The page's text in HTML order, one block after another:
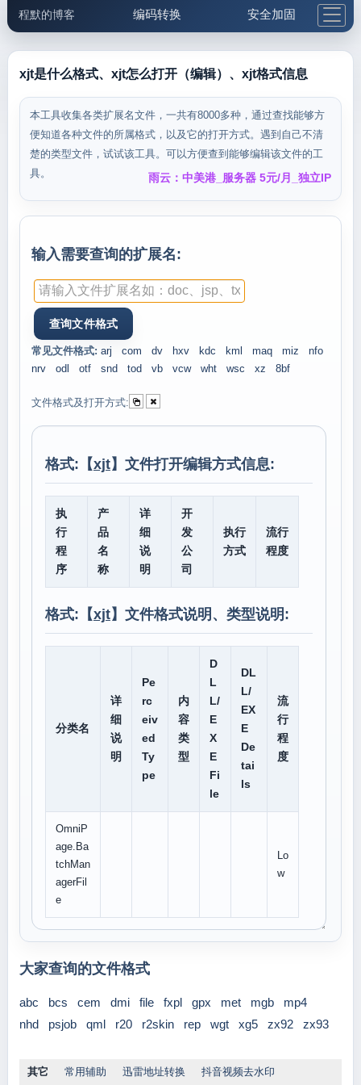
程默的博客 编码转换 安全加固
邮件工具 生活便民 更多工具
5.1支付宝大红包
xjt是什么格式、xjt怎么打开（编辑）、xjt格式信息
本工具收集各类扩展名文件，一共有8000多种，通过查找能够方
便知道各种文件的所属格式，以及它的打开方式。遇到自己不清
楚的类型文件，试试该工具。可以方便查到能够编辑该文件的工
具。
雨云：中美港_服务器 5元/月_独立IP
输入需要查询的扩展名:
常见文件格式: arj com dv hxv kdc kml maq miz
nfo
nrv
odl otf snd tod vb vcw wht wsc xz 8bf
文件格式及打开方式:
格式:【xjt】文件打开编辑方式信息:
执
行
程
序
产
品
名
称
详
细
说
明
开
发
公
司
执行
方式
流行
程度
格式:【xjt】文件格式说明、类型说明:
分类名
详
细
说
明
Pe
rc
eiv
ed
Ty
pe
内
容
类
型
D
L
L/
E
X
E
Fi
le
DL
L/
EX
E
De
tai
ls
流
行
程
度
OmniP
age.Ba
tchMan
agerFil
e
Lo
w
大家查询的文件格式
abc bcs cem dmi file fxpl gpx met mgb
mp4
nhd
psjob qml r20 r2skin rep wgt xg5 zx92 zx93
其它 常用辅助 迅雷地址转换 抖音视频去水印